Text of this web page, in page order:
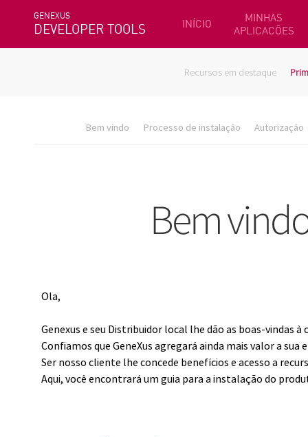
GENEXUS
DEVELOPER TOOLS INÍCIO
MINHAS
APLICACÕES
Recursos em destaque
Bem vindo Processo de instalação Autorização
Ola,
Genexus e seu Distribuidor local lhe dão as boas-vindas à
Confiamos que GeneXus agregará ainda mais valor a
Ser nosso cliente lhe concede benefícios e acesso a
Aqui, você encontrará um guia para a instalação do